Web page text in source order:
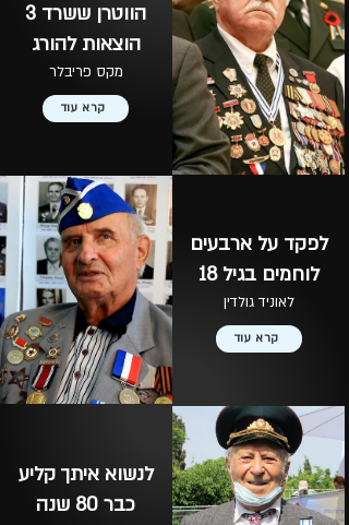
הווטרן ששרד 3
הוצאות להורג
מקס פריבלר
קרא עוד
לפקד על ארבעים
לוחמים בגיל 18
לאוניד גולדין
קרא עוד
לנשוא איתך קליע
כבר 80 שנה